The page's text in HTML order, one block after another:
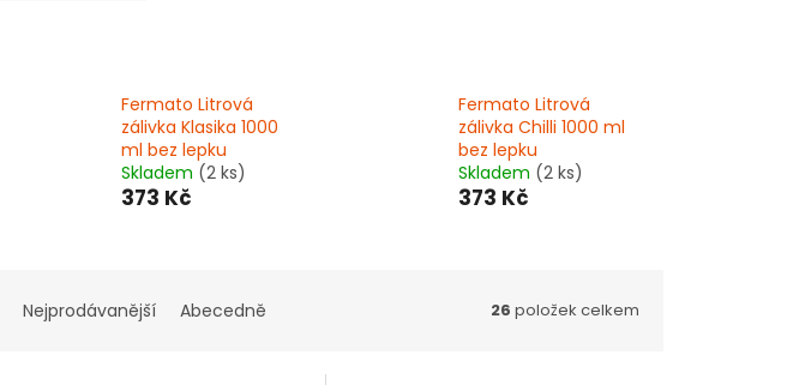
Fermato Litrová
zálivka Klasika 1000
ml bez lepku
Skladem (2 ks)
373 Kč
Fermato Litrová
zálivka Chilli 1000 ml
bez lepku
Skladem (2 ks)
373 Kč
Nejprodávanější Abecedně 26 položek celkem